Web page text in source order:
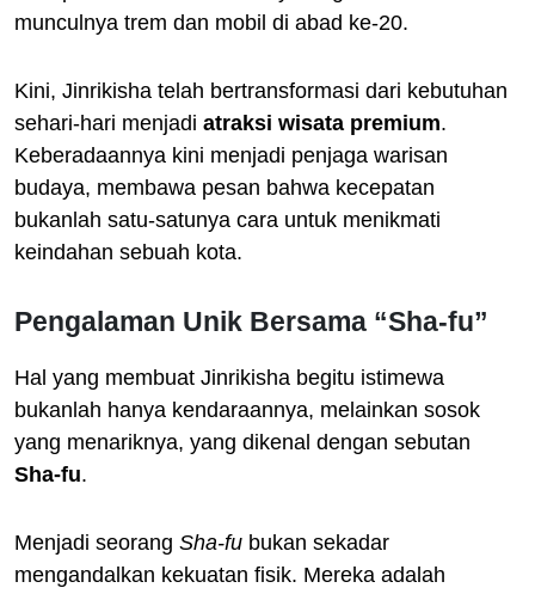
munculnya trem dan mobil di abad ke-20.
Kini, Jinrikisha telah bertransformasi dari kebutuhan
sehari-hari menjadi atraksi wisata premium.
Keberadaannya kini menjadi penjaga warisan
budaya, membawa pesan bahwa kecepatan
bukanlah satu-satunya cara untuk menikmati
keindahan sebuah kota.
Pengalaman Unik Bersama “Sha-fu”
Hal yang membuat Jinrikisha begitu istimewa
bukanlah hanya kendaraannya, melainkan sosok
yang menariknya, yang dikenal dengan sebutan
Sha-fu.
Menjadi seorang Sha-fu bukan sekadar
mengandalkan kekuatan fisik. Mereka adalah